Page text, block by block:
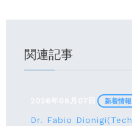
関連記事
2026年08月07日
Dr. Fabio
新着情報